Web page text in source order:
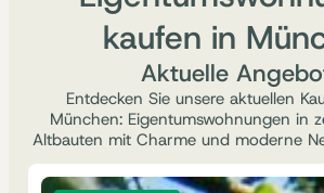
kaufen in
Aktuelle
Entdecken Sie unsere aktuellen
München: Eigentumswohnungen in
Altbauten mit Charme und moderne